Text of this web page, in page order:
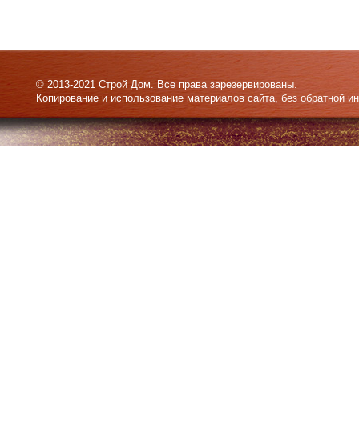
© 2013-2021 Строй Дом. Все права зарезервированы.
Копирование и использование материалов сайта, без обратной